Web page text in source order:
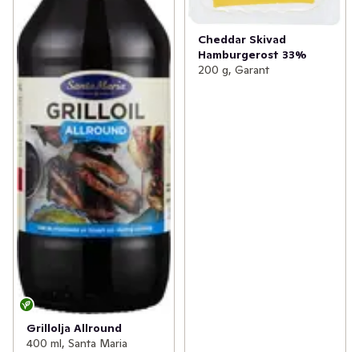
✓ Nyheter inom sås och röror
Indiska nyheter i hyllan (9)
Gröna nyheter (31)
✓ Dryckesnyheter (28)
✓ Ostnyheter (6)
✓ Nyheter inom energi- och vitamindrycker
✓ Leksaksnyheter (1)
✓
✓ EKO nyheter (19)
Grillolja Allround
400 ml, Santa Maria
Cheddar Skivad
Hamburgerost 33%
200 g, Garant